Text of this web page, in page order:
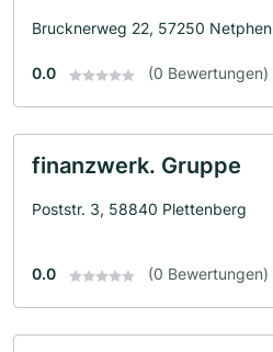
Brucknerweg 22, 57250 Netphen
0.0 (0 Bewertungen)
finanzwerk. Gruppe
Poststr. 3, 58840 Plettenberg
0.0 (0 Bewertungen)